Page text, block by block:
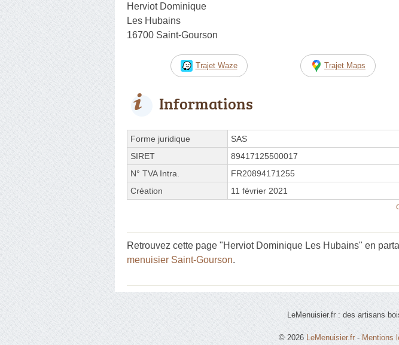
Herviot Dominique
Les Hubains
16700 Saint-Gourson
Trajet Waze Trajet Maps
Informations
Forme juridique
SAS
SIRET
89417125500017
N° TVA Intra.
FR20894171255
Création
11 février 2021
Retrouvez cette page "Herviot Dominique Les Hubains" en
menuisier Saint-Gourson.
LeMenuisier.fr : des artisans
© 2026 LeMenuisier.fr - Mentions